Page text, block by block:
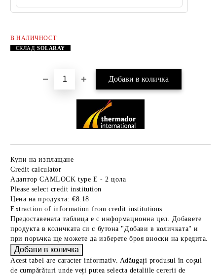
В НАЛИЧНОСТ
СКЛАДSOLARAY
Купи на изплащане
Credit calculator
Адаптор CAMLOCK type E - 2 цола
Please select credit institution
Цена на продукта: €8.18
Extraction of information from credit institutions
Предоставената таблица е с информационна цел. Добавете
продукта в количката си с бутона "Добави в количката" и
при поръчка ще можете да изберете броя вноски на кредита.
Acest tabel are caracter informativ. Adăugați produsul în coșul
de cumpărături unde veți putea selecta detaliile cererii de